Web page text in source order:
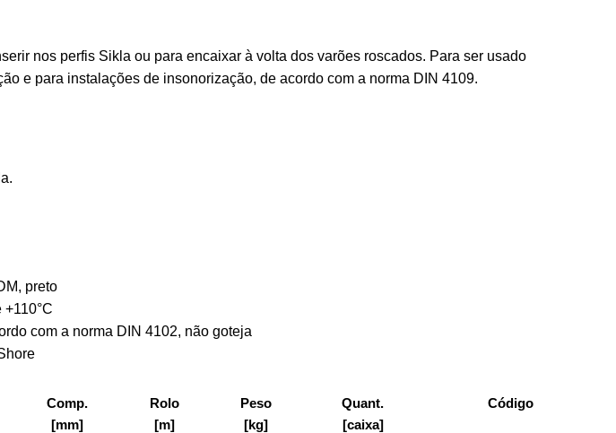
nos perfis Sikla ou para encaixar à volta dos varões roscados. Para ser usado
e para instalações de insonorização, de acordo com a norma DIN 4109.
preto
+110°C
com a norma DIN 4102, não goteja
Comp.
[mm]
Rolo
[m]
Peso
[kg]
Quant.
[caixa]
Código